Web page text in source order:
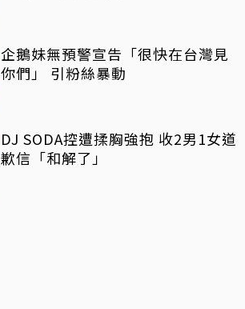
企鵝妹無預警宣告「很快在台灣見
你們」 引粉絲暴動
DJ SODA控遭揉胸強抱 收2男1女道
歉信「和解了」